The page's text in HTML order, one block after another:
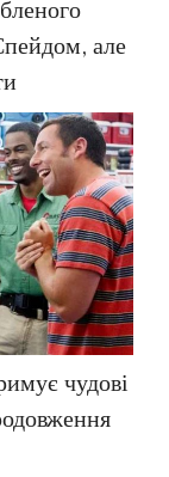
але
чудові